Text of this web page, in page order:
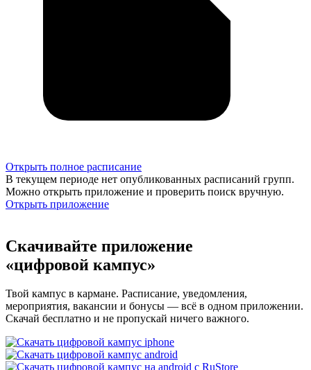
Открыть полное расписание
В текущем периоде нет опубликованных расписаний групп.
Можно открыть приложение и проверить поиск вручную.
Открыть приложение
Скачивайте приложение
«цифровой кампус»
Твой кампус в кармане. Расписание, уведомления,
мероприятия, вакансии и бонусы — всё в одном приложении.
Скачай бесплатно и не пропускай ничего важного.